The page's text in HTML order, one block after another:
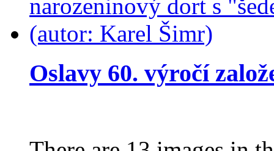
Oslavy 60. výročí